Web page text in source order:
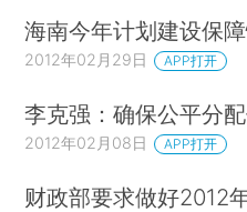
海南今年计划建设保
2012年02月29日 APP打开
李克强：确保公平分
2012年02月08日 APP打开
财政部要求做好2012